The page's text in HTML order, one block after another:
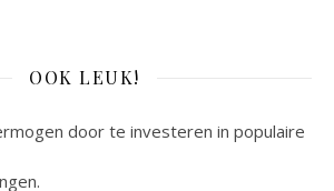
OOK LEUK!
door te investeren in populaire